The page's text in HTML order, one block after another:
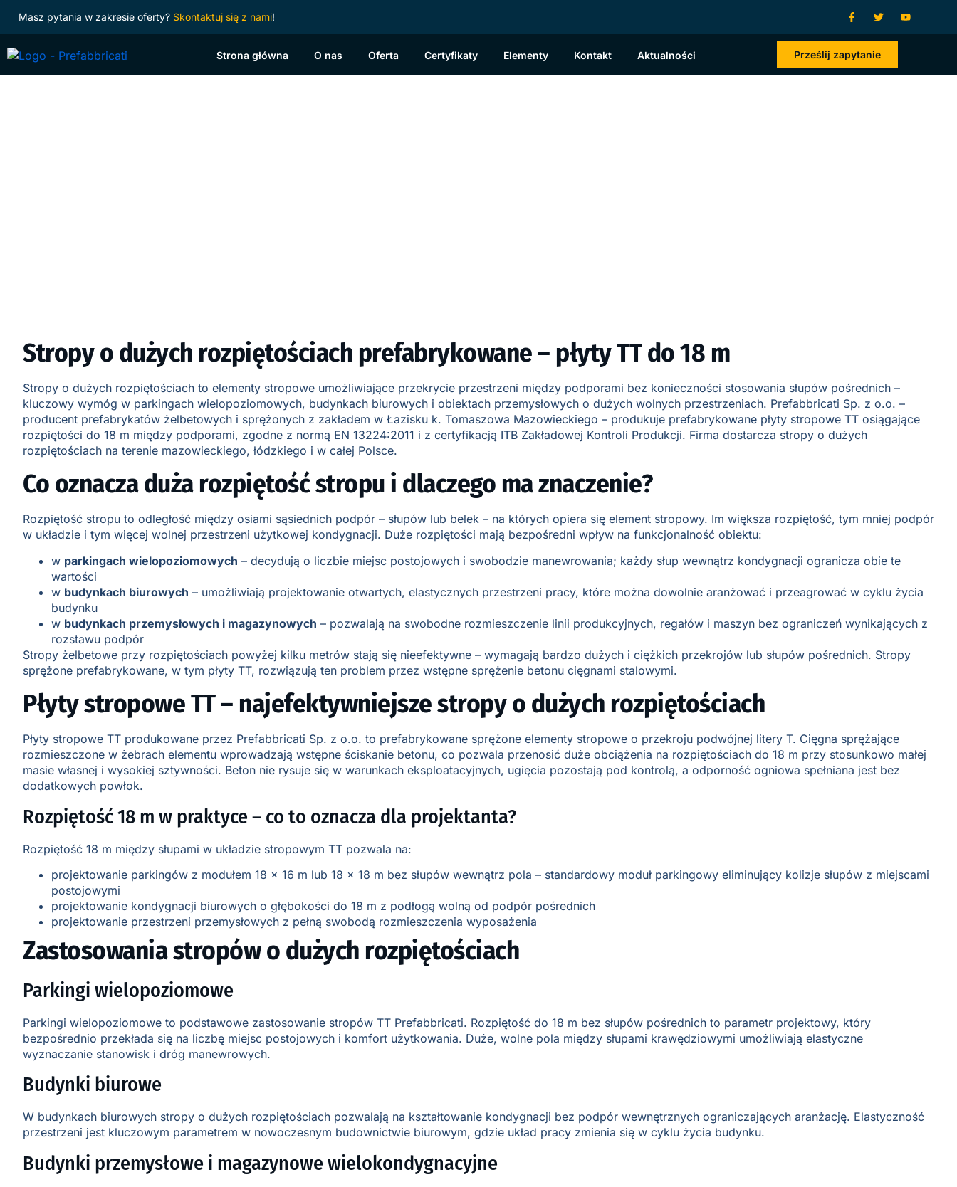
Masz pytania w zakresie oferty? Skontaktuj się z nami!
Strona główna O nas Oferta Certyfikaty Elementy Kontakt Aktualności Prześlij zapytanie
Stropy o dużych rozpiętościach prefabrykowane – płyty TT do 18 m
Stropy o dużych rozpiętościach to elementy stropowe umożliwiające przekrycie przestrzeni między podporami bez konieczności stosowania słupów pośrednich –
kluczowy wymóg w parkingach wielopoziomowych, budynkach biurowych i obiektach przemysłowych o dużych wolnych przestrzeniach. Prefabbricati Sp. z o.o. –
producent prefabrykatów żelbetowych i sprężonych z zakładem w Łazisku k. Tomaszowa Mazowieckiego – produkuje prefabrykowane płyty stropowe TT osiągające
rozpiętości do 18 m między podporami, zgodne z normą EN 13224:2011 i z certyfikacją ITB Zakładowej Kontroli Produkcji. Firma dostarcza stropy o dużych
rozpiętościach na terenie mazowieckiego, łódzkiego i w całej Polsce.
Co oznacza duża rozpiętość stropu i dlaczego ma znaczenie?
Rozpiętość stropu to odległość między osiami sąsiednich podpór – słupów lub belek – na których opiera się element stropowy. Im większa rozpiętość, tym mniej podpór
w układzie i tym więcej wolnej przestrzeni użytkowej kondygnacji. Duże rozpiętości mają bezpośredni wpływ na funkcjonalność obiektu:
w parkingach wielopoziomowych – decydują o liczbie miejsc postojowych i swobodzie manewrowania; każdy słup wewnątrz kondygnacji ogranicza obie te
wartości
w budynkach biurowych – umożliwiają projektowanie otwartych, elastycznych przestrzeni pracy, które można dowolnie aranżować i przeagrować w cyklu życia
budynku
w budynkach przemysłowych i magazynowych – pozwalają na swobodne rozmieszczenie linii produkcyjnych, regałów i maszyn bez ograniczeń wynikających z
rozstawu podpór
Stropy żelbetowe przy rozpiętościach powyżej kilku metrów stają się nieefektywne – wymagają bardzo dużych i ciężkich przekrojów lub słupów pośrednich. Stropy
sprężone prefabrykowane, w tym płyty TT, rozwiązują ten problem przez wstępne sprężenie betonu cięgnami stalowymi.
Płyty stropowe TT – najefektywniejsze stropy o dużych rozpiętościach
Płyty stropowe TT produkowane przez Prefabbricati Sp. z o.o. to prefabrykowane sprężone elementy stropowe o przekroju podwójnej litery T. Cięgna sprężające
rozmieszczone w żebrach elementu wprowadzają wstępne ściskanie betonu, co pozwala przenosić duże obciążenia na rozpiętościach do 18 m przy stosunkowo małej
masie własnej i wysokiej sztywności. Beton nie rysuje się w warunkach eksploatacyjnych, ugięcia pozostają pod kontrolą, a odporność ogniowa spełniana jest bez
dodatkowych powłok.
Rozpiętość 18 m w praktyce – co to oznacza dla projektanta?
Rozpiętość 18 m między słupami w układzie stropowym TT pozwala na:
projektowanie parkingów z modułem 18 x 16 m lub 18 x 18 m bez słupów wewnątrz pola – standardowy moduł parkingowy eliminujący kolizje słupów z miejscami
postojowymi
projektowanie kondygnacji biurowych o głębokości do 18 m z podłogą wolną od podpór pośrednich
projektowanie przestrzeni przemysłowych z pełną swobodą rozmieszczenia wyposażenia
Zastosowania stropów o dużych rozpiętościach
Parkingi wielopoziomowe
Parkingi wielopoziomowe to podstawowe zastosowanie stropów TT Prefabbricati. Rozpiętość do 18 m bez słupów pośrednich to parametr projektowy, który
bezpośrednio przekłada się na liczbę miejsc postojowych i komfort użytkowania. Duże, wolne pola między słupami krawędziowymi umożliwiają elastyczne
wyznaczanie stanowisk i dróg manewrowych.
Budynki biurowe
W budynkach biurowych stropy o dużych rozpiętościach pozwalają na kształtowanie kondygnacji bez podpór wewnętrznych ograniczających aranżację. Elastyczność
przestrzeni jest kluczowym parametrem w nowoczesnym budownictwie biurowym, gdzie układ pracy zmienia się w cyklu życia budynku.
Budynki przemysłowe i magazynowe wielokondygnacyjne